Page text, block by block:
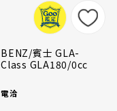
BENZ/賓士 GLA-
Class GLA180/0cc
電洽